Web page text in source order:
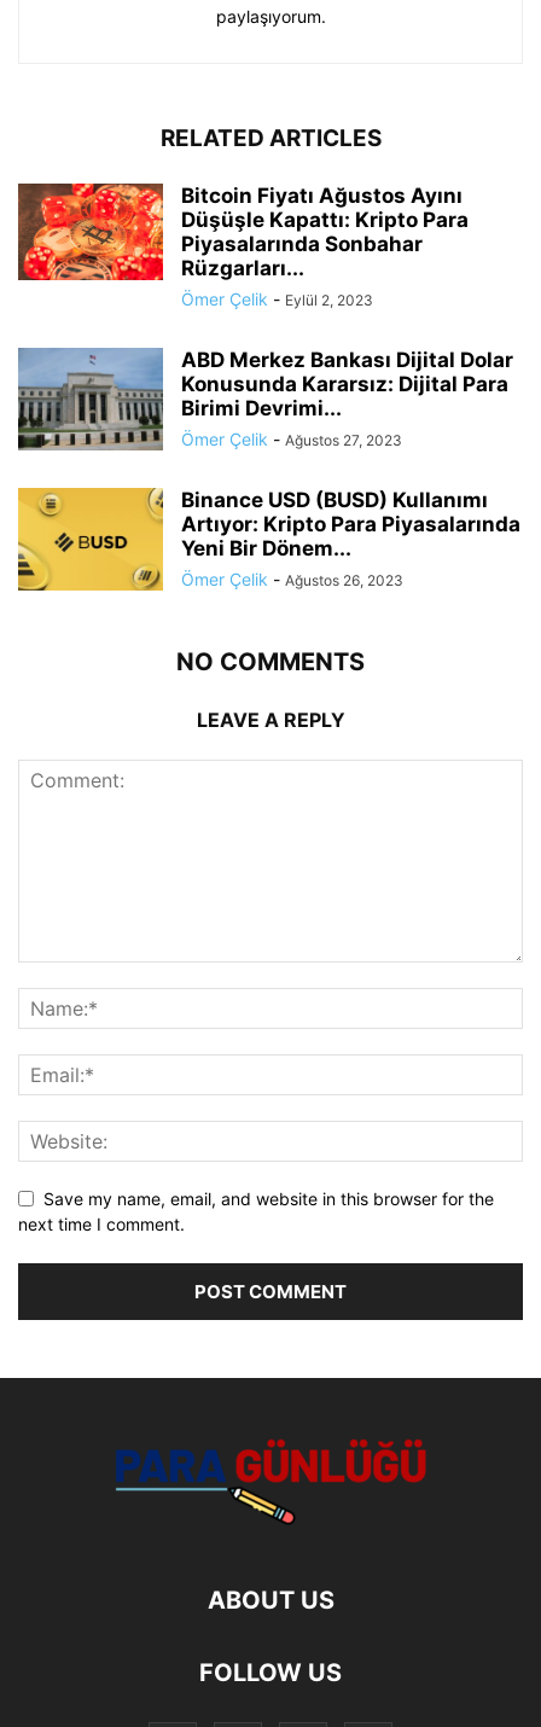
paylaşıyorum.
RELATED ARTICLES
Bitcoin Fiyatı Ağustos Ayını
Düşüşle Kapattı: Kripto Para
Piyasalarında Sonbahar
Rüzgarları...
Ömer Çelik - Eylül 2, 2023
ABD Merkez Bankası Dijital Dolar
Konusunda Kararsız: Dijital Para
Birimi Devrimi...
Ömer Çelik - Ağustos 27, 2023
Binance USD (BUSD) Kullanımı
Artıyor: Kripto Para Piyasalarında
Yeni Bir Dönem...
Ömer Çelik - Ağustos 26, 2023
NO COMMENTS
LEAVE A REPLY
Save my name, email, and website in this browser for the
next time I comment.
ABOUT US
FOLLOW US